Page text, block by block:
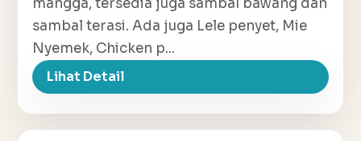
mangga, tersedia juga sambal bawang dan
sambal terasi. Ada juga Lele penyet, Mie
Nyemek, Chicken p...
Lihat Detail